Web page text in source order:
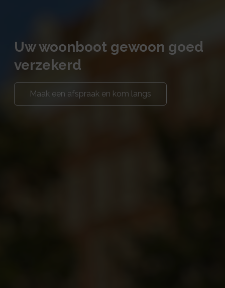
Uw woonboot gewoon goed
verzekerd
Maak een afspraak en kom langs